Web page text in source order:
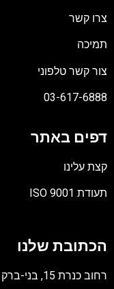
צרו קשר
תמיכה
צור קשר טלפוני
03-617-6888
דפים באתר
קצת עלינו
תעודת ISO 9001
PDF
הכתובת שלנו
רחוב כנרת 15, בני-ברק 5120260 ישראל